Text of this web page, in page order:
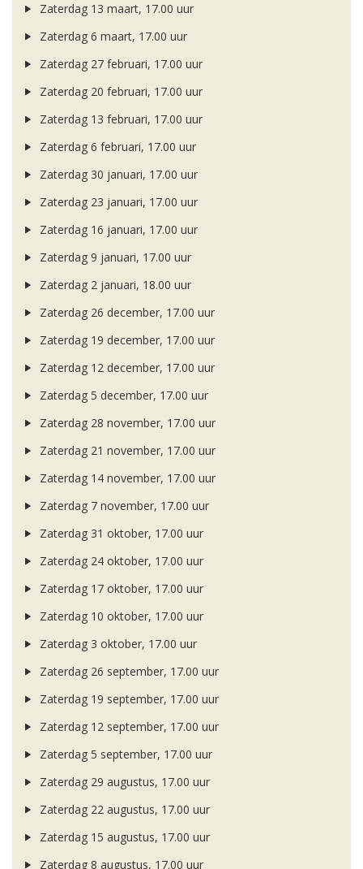
Zaterdag 13 maart, 17.00 uur
Zaterdag 6 maart, 17.00 uur
Zaterdag 27 februari, 17.00 uur
Zaterdag 20 februari, 17.00 uur
Zaterdag 13 februari, 17.00 uur
Zaterdag 6 februari, 17.00 uur
Zaterdag 30 januari, 17.00 uur
Zaterdag 23 januari, 17.00 uur
Zaterdag 16 januari, 17.00 uur
Zaterdag 9 januari, 17.00 uur
Zaterdag 2 januari, 18.00 uur
Zaterdag 26 december, 17.00 uur
Zaterdag 19 december, 17.00 uur
Zaterdag 12 december, 17.00 uur
Zaterdag 5 december, 17.00 uur
Zaterdag 28 november, 17.00 uur
Zaterdag 21 november, 17.00 uur
Zaterdag 14 november, 17.00 uur
Zaterdag 7 november, 17.00 uur
Zaterdag 31 oktober, 17.00 uur
Zaterdag 24 oktober, 17.00 uur
Zaterdag 17 oktober, 17.00 uur
Zaterdag 10 oktober, 17.00 uur
Zaterdag 3 oktober, 17.00 uur
Zaterdag 26 september, 17.00 uur
Zaterdag 19 september, 17.00 uur
Zaterdag 12 september, 17.00 uur
Zaterdag 5 september, 17.00 uur
Zaterdag 29 augustus, 17.00 uur
Zaterdag 22 augustus, 17.00 uur
Zaterdag 15 augustus, 17.00 uur
Zaterdag 8 augustus, 17.00 uur